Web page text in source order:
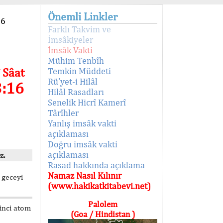
atom
Önemli Linkler
Farklı Takvim ve
İmsâkiyeler
İmsâk Vakti
Mühim Tenbîh
Temkin Müddeti
Rü'yet-i Hilâl
Hilâl Rasadları
Senelik Hicrî Kamerî
Târîhler
Yanlış imsâk vakti
açıklaması
Doğru imsâk vakti
açıklaması
Rasad hakkında açıklama
Namaz Nasıl Kılınır
(www.hakikatkitabevi.net)
Palolem
(Goa / Hindistan )